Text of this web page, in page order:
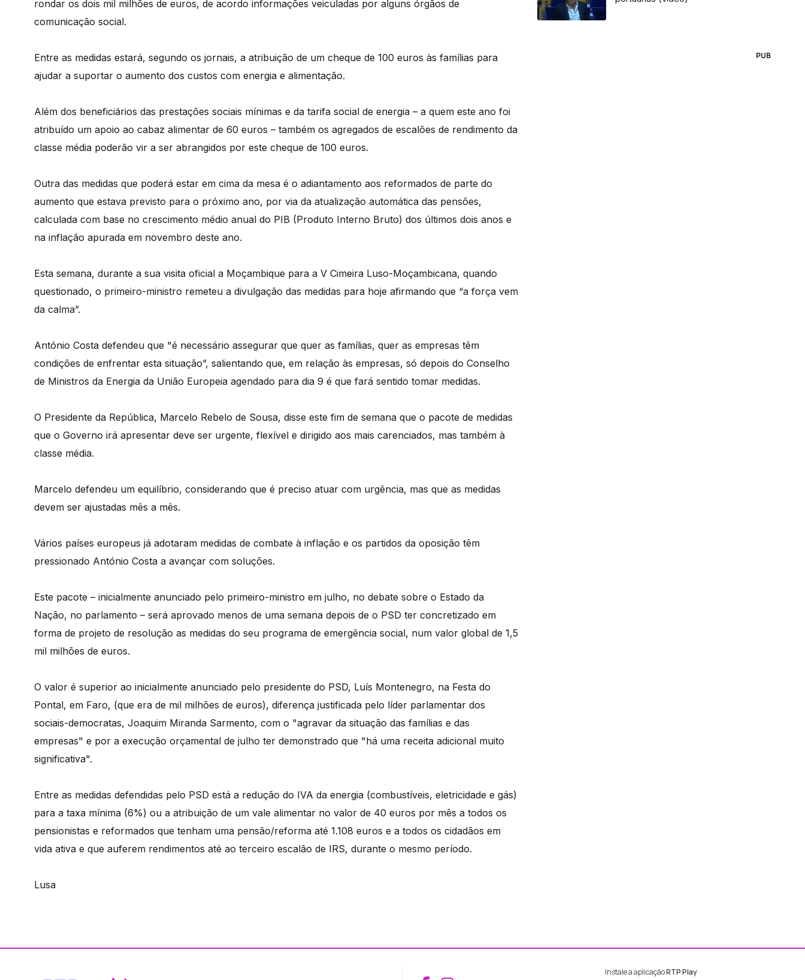
rondar os dois mil milhões de euros, de acordo informações veiculadas por alguns órgãos de
comunicação social.
Entre as medidas estará, segundo os jornais, a atribuição de um cheque de 100 euros às famílias para
ajudar a suportar o aumento dos custos com energia e alimentação.
Além dos beneficiários das prestações sociais mínimas e da tarifa social de energia – a quem este ano foi
atribuído um apoio ao cabaz alimentar de 60 euros – também os agregados de escalões de rendimento da
classe média poderão vir a ser abrangidos por este cheque de 100 euros.
Outra das medidas que poderá estar em cima da mesa é o adiantamento aos reformados de parte do
aumento que estava previsto para o próximo ano, por via da atualização automática das pensões,
calculada com base no crescimento médio anual do PIB (Produto Interno Bruto) dos últimos dois anos e
na inflação apurada em novembro deste ano.
Esta semana, durante a sua visita oficial a Moçambique para a V Cimeira Luso-Moçambicana, quando
questionado, o primeiro-ministro remeteu a divulgação das medidas para hoje afirmando que “a força vem
da calma”.
António Costa defendeu que "é necessário assegurar que quer as famílias, quer as empresas têm
condições de enfrentar esta situação”, salientando que, em relação às empresas, só depois do Conselho
de Ministros da Energia da União Europeia agendado para dia 9 é que fará sentido tomar medidas.
O Presidente da República, Marcelo Rebelo de Sousa, disse este fim de semana que o pacote de medidas
que o Governo irá apresentar deve ser urgente, flexível e dirigido aos mais carenciados, mas também à
classe média.
Marcelo defendeu um equilíbrio, considerando que é preciso atuar com urgência, mas que as medidas
devem ser ajustadas mês a mês.
Vários países europeus já adotaram medidas de combate à inflação e os partidos da oposição têm
pressionado António Costa a avançar com soluções.
Este pacote – inicialmente anunciado pelo primeiro-ministro em julho, no debate sobre o Estado da
Nação, no parlamento – será aprovado menos de uma semana depois de o PSD ter concretizado em
forma de projeto de resolução as medidas do seu programa de emergência social, num valor global de 1,5
mil milhões de euros.
O valor é superior ao inicialmente anunciado pelo presidente do PSD, Luís Montenegro, na Festa do
Pontal, em Faro, (que era de mil milhões de euros), diferença justificada pelo líder parlamentar dos
sociais-democratas, Joaquim Miranda Sarmento, com o "agravar da situação das famílias e das
empresas" e por a execução orçamental de julho ter demonstrado que "há uma receita adicional muito
significativa".
Entre as medidas defendidas pelo PSD está a redução do IVA da energia (combustíveis, eletricidade e gás)
para a taxa mínima (6%) ou a atribuição de um vale alimentar no valor de 40 euros por mês a todos os
pensionistas e reformados que tenham uma pensão/reforma até 1.108 euros e a todos os cidadãos em
vida ativa e que auferem rendimentos até ao terceiro escalão de IRS, durante o mesmo período.
Lusa
PUB
Instale a aplicaçãoRTP Play